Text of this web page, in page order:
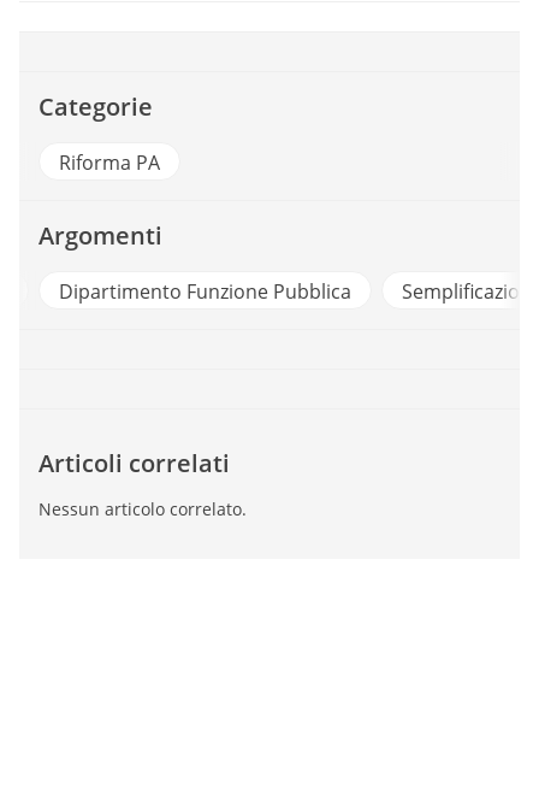
Categorie
Riforma PA
Argomenti
Dipartimento Funzione Pubblica
Articoli correlati
Nessun articolo correlato.